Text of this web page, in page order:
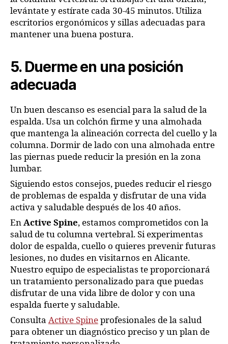
levántate y estírate cada 30-45 minutos. Utiliza
escritorios ergonómicos y sillas adecuadas para
mantener una buena postura.
5. Duerme en una posición
adecuada
Un buen descanso es esencial para la salud de la
espalda. Usa un colchón firme y una almohada
que mantenga la alineación correcta del cuello y la
columna. Dormir de lado con una almohada entre
las piernas puede reducir la presión en la zona
lumbar.
Siguiendo estos consejos, puedes reducir el riesgo
de problemas de espalda y disfrutar de una vida
activa y saludable después de los 40 años.
EnActive Spine, estamos comprometidos con la
salud de tu columna vertebral. Si experimentas
dolor de espalda, cuello o quieres prevenir futuras
lesiones, no dudes en visitarnos en Alicante.
Nuestro equipo de especialistas te proporcionará
un tratamiento personalizado para que puedas
disfrutar de una vida libre de dolor y con una
espalda fuerte y saludable.
Consulta Active Spineprofesionales de la salud
para obtener un diagnóstico preciso y un plan de